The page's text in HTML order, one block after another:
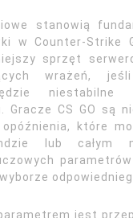
stanowią
w Counter-Strike
sprzęt
wrażeń,
Gracze CS GO są
które
lub całym
jest